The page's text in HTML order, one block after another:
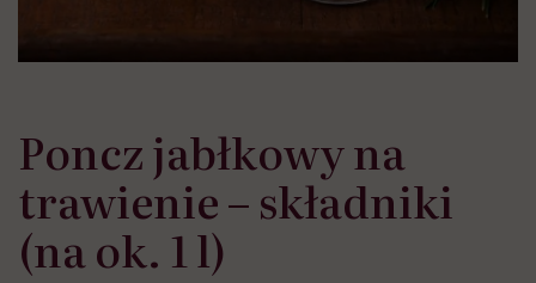
Poncz jabłkowy na
trawienie – składniki
(na ok. 1 l)